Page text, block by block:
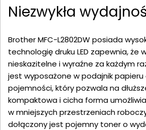
Niezwykła
Brother MFC-L2802DW posiada
technologię druku LED zapewnia, że
nieskazitelne i wyraźne za każdym
jest wyposażone w podajnik papieru
pojemności, który pozwala na
kompaktowa i cicha forma
w mniejszych przestrzeniach
dołączony jest pojemny toner o